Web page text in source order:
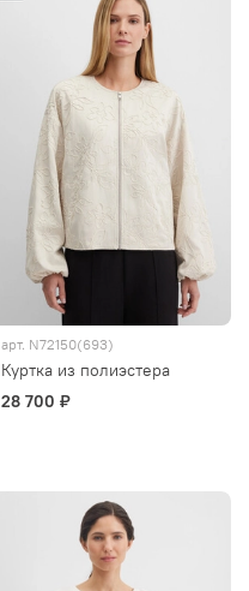
арт. N72150(693)
Куртка из полиэстера
28 700 ₽